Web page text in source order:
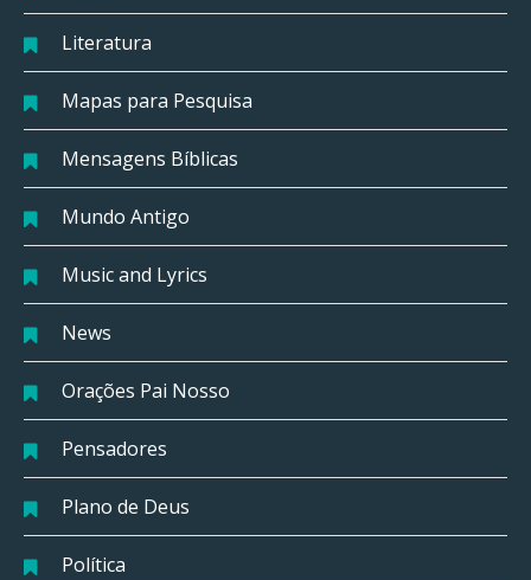
Literatura
Mapas para Pesquisa
Mensagens Bíblicas
Mundo Antigo
Music and Lyrics
News
Orações Pai Nosso
Pensadores
Plano de Deus
Política